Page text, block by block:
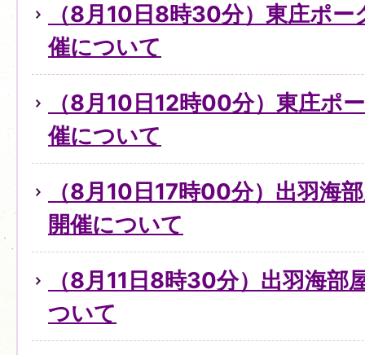
（8月10日8時30分）東庄ポ
催について
（8月10日12時00分）東庄ポ
催について
（8月10日17時00分）出羽海
開催について
（8月11日8時30分）出羽海部
ついて